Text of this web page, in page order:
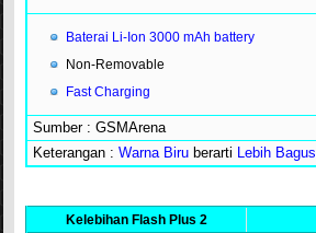
Baterai Li-Ion 3000 mAh battery
Non-Removable
Fast Charging
Sumber : GSMArena
Keterangan : Warna Biruberarti Lebih Bagus
Kelebihan Flash Plus 2